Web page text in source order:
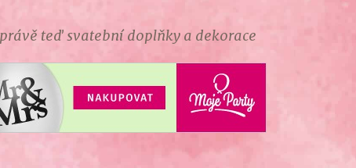
teď svatební doplňky a dekorace